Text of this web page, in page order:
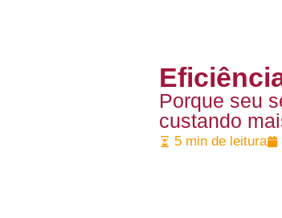
Porque seu
custando
5 min de leitura